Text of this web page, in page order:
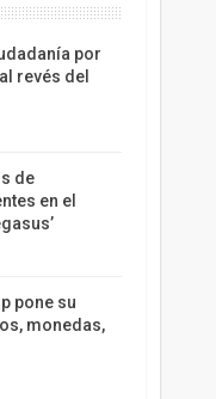
por
revés del
de
en el
pone su
monedas,